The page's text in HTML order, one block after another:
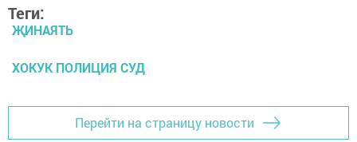
Теги:
ҖИНАЯТЬ
ХОКУК ПОЛИЦИЯ СУД
Перейти на страницу новости